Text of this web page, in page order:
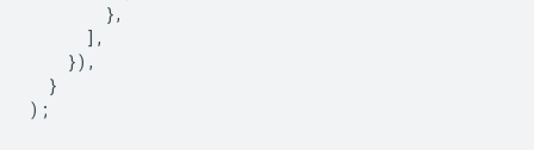
},
],
}),
}
);